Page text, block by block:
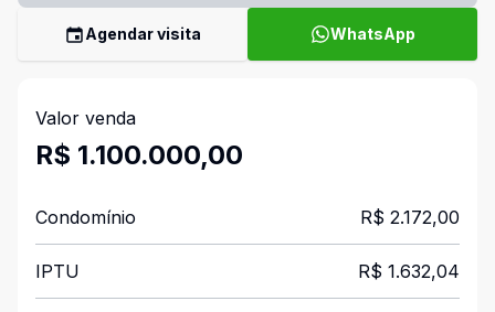
Agendar visita WhatsApp
Valor venda
R$ 1.100.000,00
Condomínio R$ 2.172,00
IPTU R$ 1.632,04